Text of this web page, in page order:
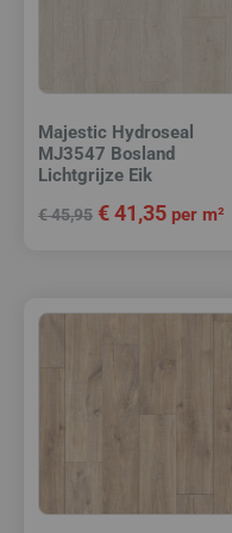
Majestic Hydroseal
MJ3547 Bosland
Lichtgrijze Eik
€45,95 €41,35 per m²